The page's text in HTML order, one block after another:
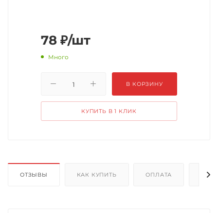
78 ₽/шт
Много
В КОРЗИНУ
КУПИТЬ В 1 КЛИК
ОТЗЫВЫ КАК КУПИТЬ ОПЛАТА